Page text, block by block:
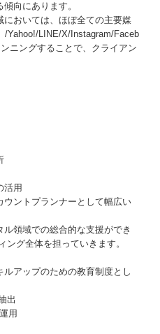
向にあります。
においては、ほぼ全ての主要媒
/Yahoo!/LINE/X/Instagram/Faceb
ニングすることで、クライアン
活用
ントプランナーとして幅広い
領域での総合的な支援ができ
ング全体を担っていきます。
アップのための教育制度とし
出
用